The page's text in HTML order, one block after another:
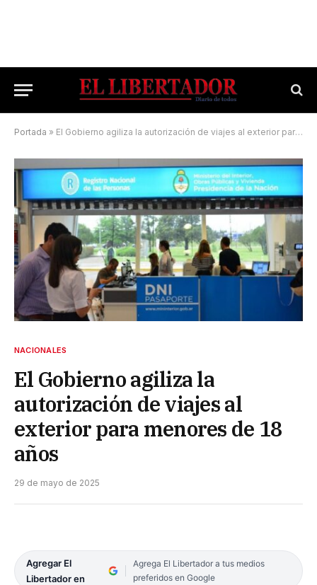
Portada » El Gobierno agiliza la autorización de viajes al exterior para menores de 18 años
NACIONALES
El Gobierno agiliza la
autorización de viajes al
exterior para menores de 18
años
29 de mayo de 2025
Agregar El
Libertador en
Agrega El Libertador a tus medios
preferidos en Google